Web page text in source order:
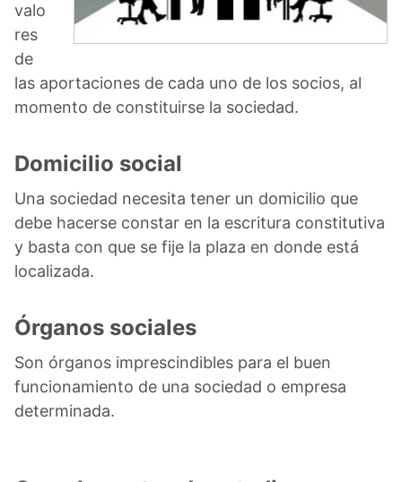
valo
res
de
las aportaciones de cada uno de los socios, al
momento de constituirse la sociedad.
Domicilio social
Una sociedad necesita tener un domicilio que
debe hacerse constar en la escritura constitutiva
y basta con que se fije la plaza en donde está
localizada.
Órganos sociales
Son órganos imprescindibles para el buen
funcionamiento de una sociedad o empresa
determinada.